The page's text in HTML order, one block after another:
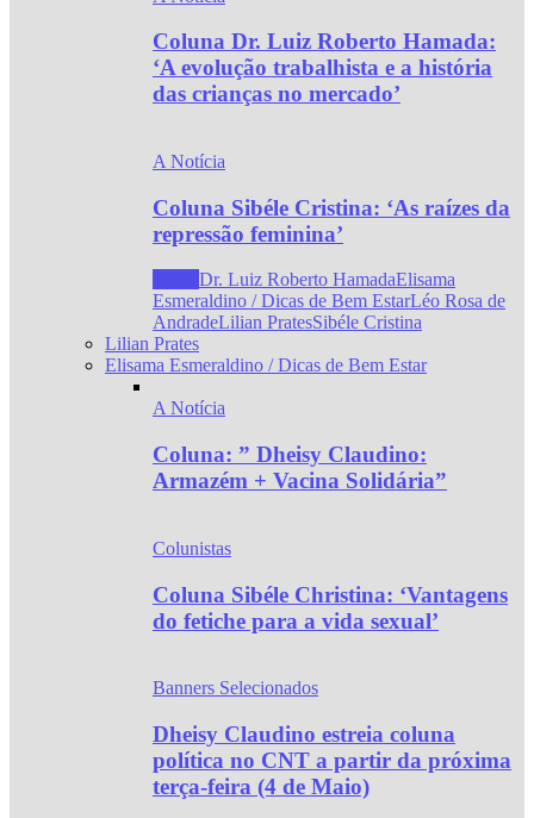
Coluna Dr. Luiz Roberto Hamada:
‘A evolução trabalhista e a história
das crianças no mercado’
A Notícia
Coluna Sibéle Cristina: ‘As raízes da
repressão feminina’
Dr. Luiz Roberto HamadaElisama
Esmeraldino / Dicas de Bem EstarLéo Rosa de
AndradeLilian PratesSibéle Cristina
Lilian Prates
Elisama Esmeraldino / Dicas de Bem Estar
A Notícia
Coluna: ” Dheisy Claudino:
Armazém + Vacina Solidária”
Colunistas
Coluna Sibéle Christina: ‘Vantagens
do fetiche para a vida sexual’
Banners Selecionados
Dheisy Claudino estreia coluna
política no CNT a partir da próxima
terça-feira (4 de Maio)